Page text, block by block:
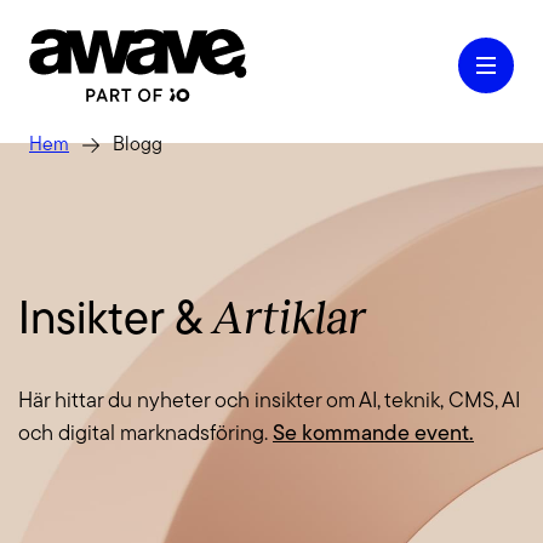
Hem Blogg
Våra tjänster
Kontakt
Kunskap & Inspiration
Insikter &Artiklar
Här hittar du nyheter och insikter om AI, teknik, CMS, AI
och digital marknadsföring. Se kommande event.